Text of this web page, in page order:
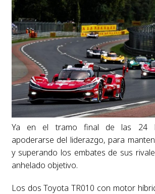
Ya en el tramo final de las 24
apoderarse del liderazgo, para
y superando los embates de sus
anhelado objetivo.
Los dos Toyota TR010 con motor